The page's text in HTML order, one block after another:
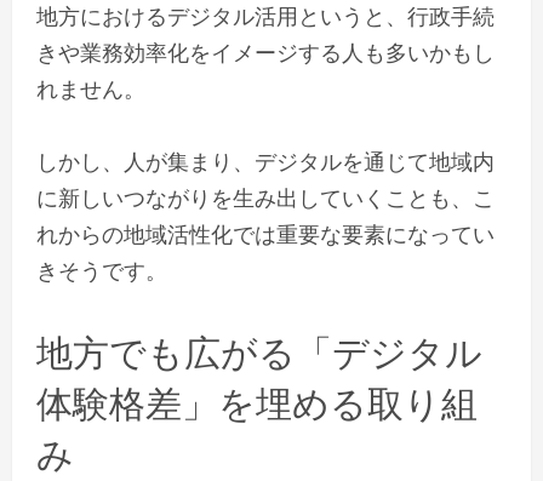
地方におけるデジタル活用というと、行政手続
きや業務効率化をイメージする人も多いかもし
れません。
しかし、人が集まり、デジタルを通じて地域内
に新しいつながりを生み出していくことも、こ
れからの地域活性化では重要な要素になってい
きそうです。
地方でも広がる「デジタル
体験格差」を埋める取り組
み